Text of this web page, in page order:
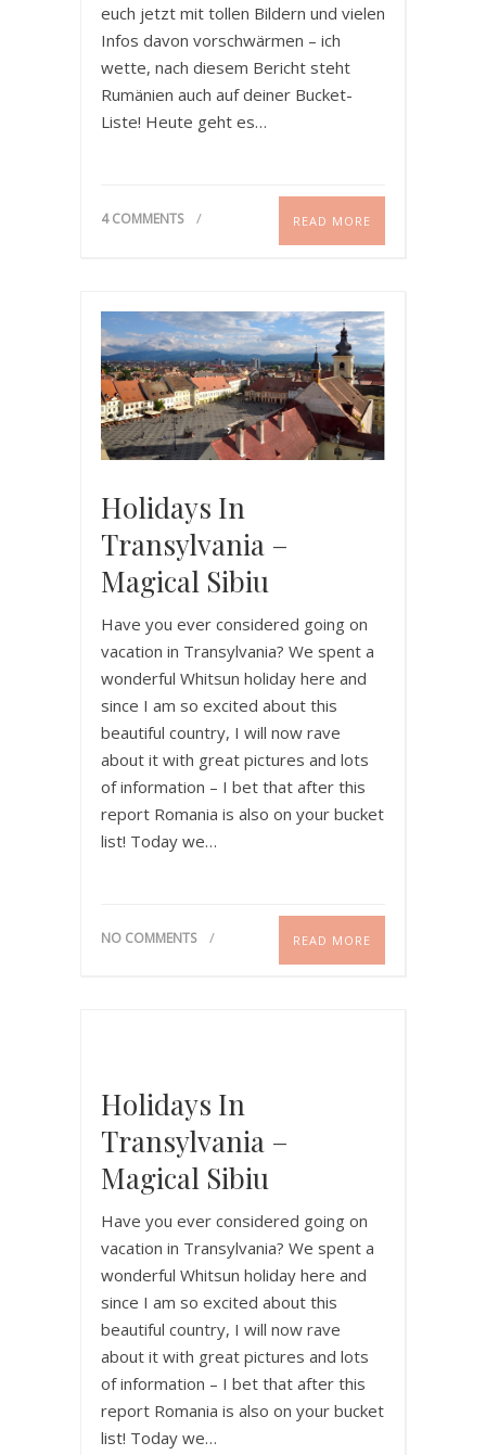
euch jetzt mit tollen Bildern und vielen
Infos davon vorschwärmen – ich
wette, nach diesem Bericht steht
Rumänien auch auf deiner Bucket-
Liste! Heute geht es…
4 COMMENTS READ MORE
Holidays In
Transylvania –
Magical Sibiu
Have you ever considered going on
vacation in Transylvania? We spent a
wonderful Whitsun holiday here and
since I am so excited about this
beautiful country, I will now rave
about it with great pictures and lots
of information – I bet that after this
report Romania is also on your bucket
list! Today we…
NO COMMENTS READ MORE
Holidays In
Transylvania –
Magical Sibiu
Have you ever considered going on
vacation in Transylvania? We spent a
wonderful Whitsun holiday here and
since I am so excited about this
beautiful country, I will now rave
about it with great pictures and lots
of information – I bet that after this
report Romania is also on your bucket
list! Today we…